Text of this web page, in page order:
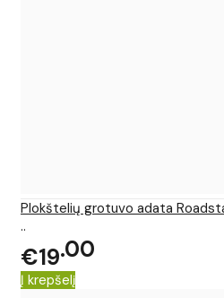
Plokštelių grotuvo adata
..
€19 00
Į krepšelį